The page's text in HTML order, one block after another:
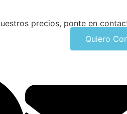
precios, ponte en
Quiero